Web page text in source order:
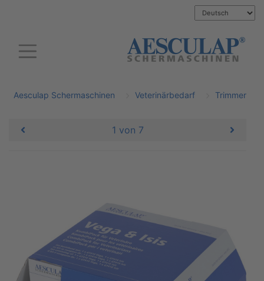
Aesculap Schermaschinen Veterinärbedarf Trimmer
1 von 7